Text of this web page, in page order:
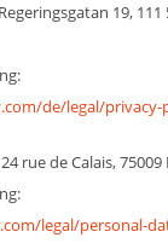
19,
de/legal/privacy-
rue de Calais,
legal/personal-